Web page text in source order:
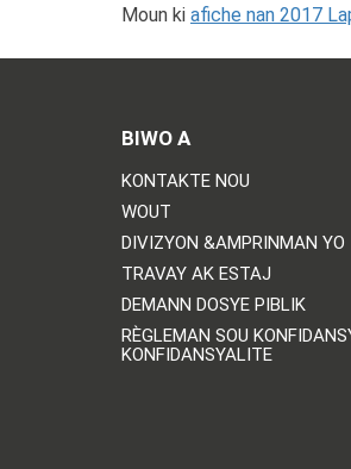
Moun ki afiche nan 2017
BIWO A
KONTAKTE NOU
WOUT
DIVIZYON &AMPRINMAN YO
TRAVAY AK ESTAJ
DEMANN DOSYE PIBLIK
RÈGLEMAN SOU
KONFIDANSYALITE